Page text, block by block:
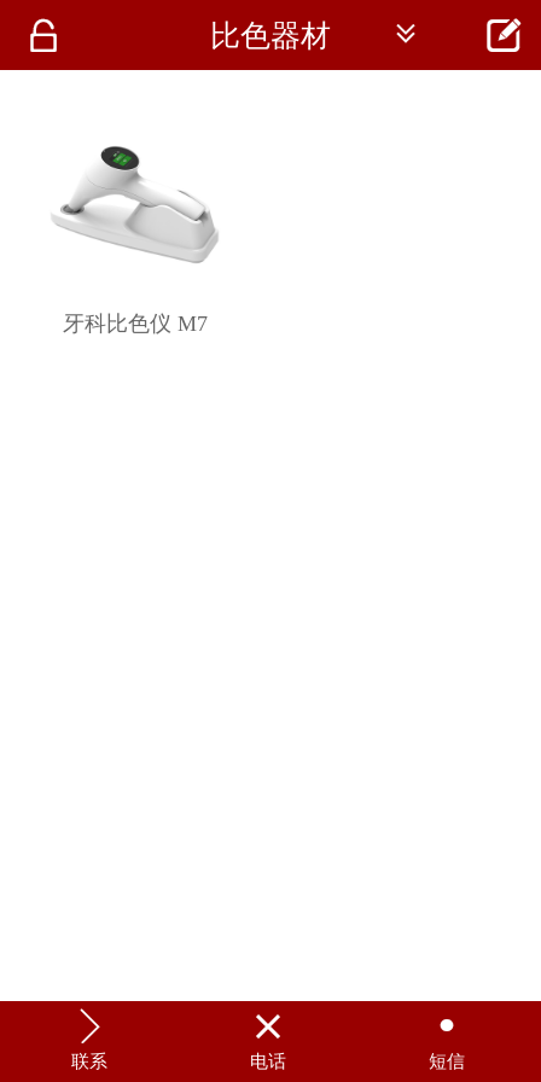
 首页
 比色器材  
牙科比色仪 M7

联系

电话

短信